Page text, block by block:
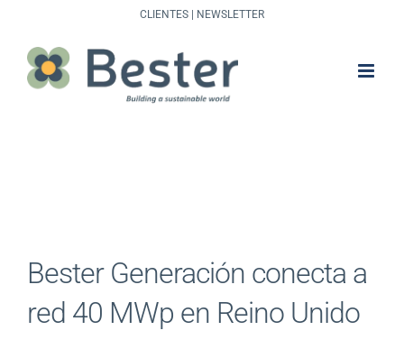
contenido
CLIENTES NEWSLETTER
Bester Generación conecta a
red 40 MWp en Reino Unido